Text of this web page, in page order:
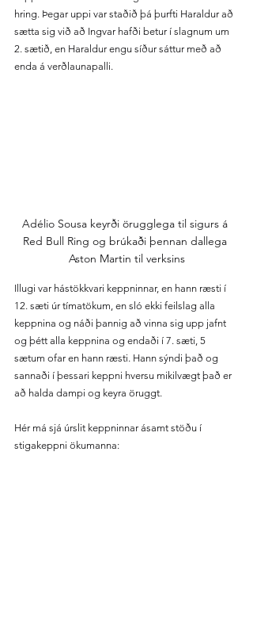
hring. Þegar uppi var staðið þá þurfti Haraldur að
sætta sig við að Ingvar hafði betur í slagnum um
2. sætið, en Haraldur engu síður sáttur með að
enda á verðlaunapalli.
Adélio Sousa keyrði örugglega til sigurs á
Red Bull Ring og brúkaði þennan dallega
Aston Martin til verksins
Illugi var hástökkvari keppninnar, en hann ræsti í
12. sæti úr tímatökum, en sló ekki feilslag alla
keppnina og náði þannig að vinna sig upp jafnt
og þétt alla keppnina og endaði í 7. sæti, 5
sætum ofar en hann ræsti. Hann sýndi það og
sannaði í þessari keppni hversu mikilvægt það er
að halda dampi og keyra öruggt.
Hér má sjá úrslit keppninnar ásamt stöðu í
stigakeppni ökumanna: